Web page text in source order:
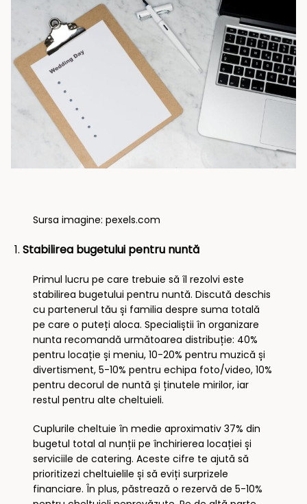
Sursa imagine: pexels.com
Stabilirea bugetului pentru nuntă
Primul lucru pe care trebuie să îl rezolvi este
stabilirea bugetului pentru nuntă. Discută deschis
cu partenerul tău și familia despre suma totală
pe care o puteți aloca. Specialiștii în organizare
nunta recomandă următoarea distribuție: 40%
pentru locație și meniu, 10-20% pentru muzică și
divertisment, 5-10% pentru echipa foto/video, 10%
pentru decorul de nuntă și ținutele mirilor, iar
restul pentru alte cheltuieli.
Cuplurile cheltuie în medie aproximativ 37% din
bugetul total al nunții pe închirierea locației și
serviciile de catering. Aceste cifre te ajută să
prioritizezi cheltuielile și să eviți surprizele
financiare. În plus, păstrează o rezervă de 5-10%